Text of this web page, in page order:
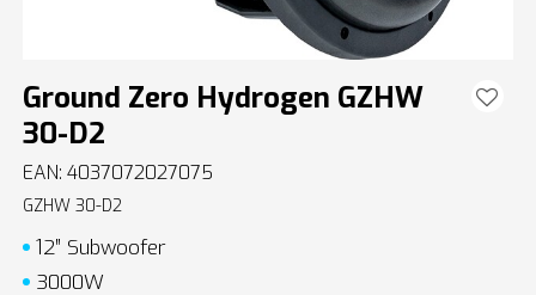
Ground Zero Hydrogen GZHW
30-D2
EAN: 4037072027075
GZHW 30-D2
12″ Subwoofer
3000W